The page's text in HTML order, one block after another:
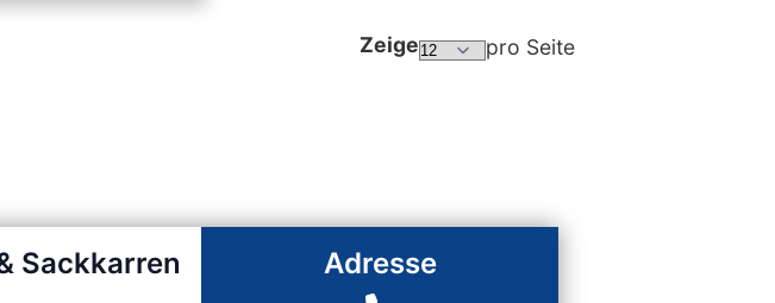
Zeige pro Seite
Sackkarren
Adresse